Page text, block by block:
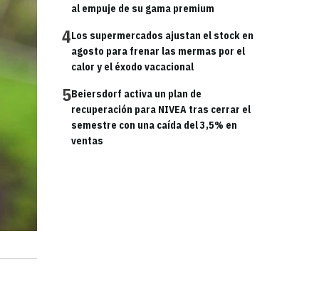
al empuje de su gama premium
4Los supermercados ajustan el stock en
agosto para frenar las mermas por el
calor y el éxodo vacacional
5Beiersdorf activa un plan de
recuperación para NIVEA tras cerrar el
semestre con una caída del 3,5% en
ventas